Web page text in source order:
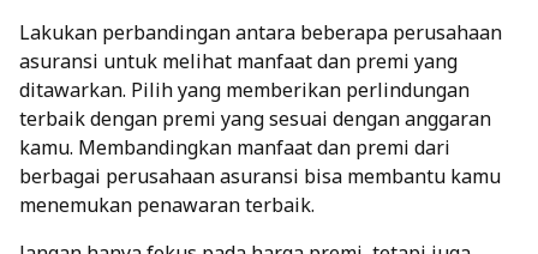
Lakukan perbandingan antara beberapa perusahaan
asuransi untuk melihat manfaat dan premi yang
ditawarkan. Pilih yang memberikan perlindungan
terbaik dengan premi yang sesuai dengan anggaran
kamu. Membandingkan manfaat dan premi dari
berbagai perusahaan asuransi bisa membantu kamu
menemukan penawaran terbaik.